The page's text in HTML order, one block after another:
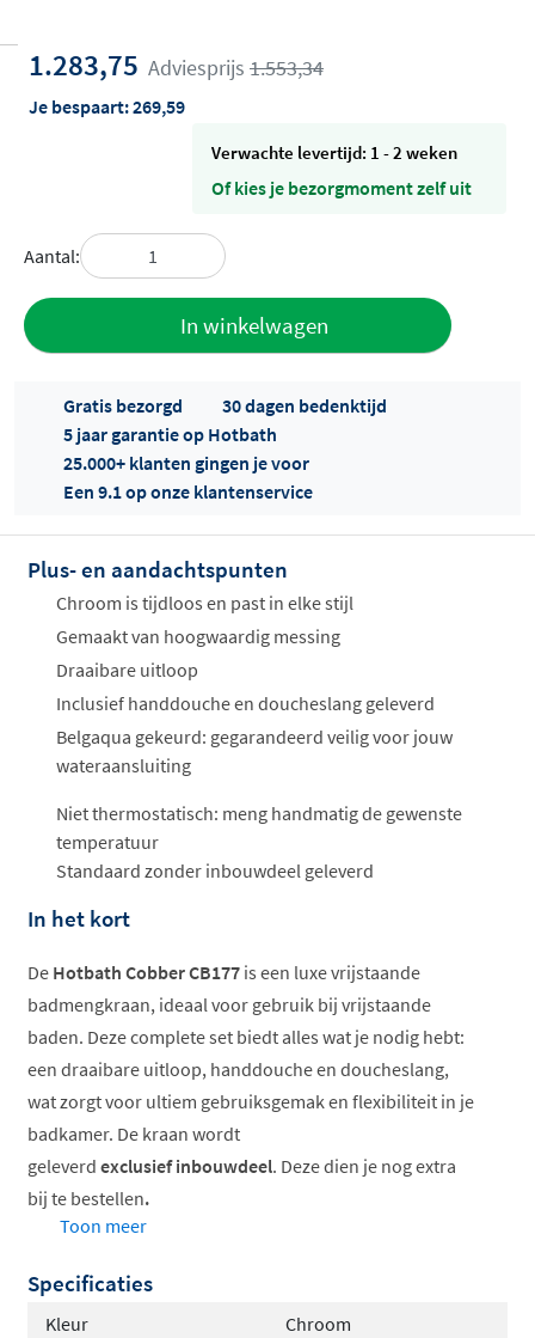
1.283,75 Adviesprijs 1.553,34
Je bespaart:269,59
Verwachte levertijd: 1 - 2 weken
Of kies je bezorgmoment zelf uit
Aantal:
In winkelwagen
Offertes
ophalen...
Gratis bezorgd
30 dagen bedenktijd
5 jaar garantie op Hotbath
25.000+ klanten gingen je voor
Een 9.1 op onze klantenservice
Plus- en aandachtspunten
Chroom is tijdloos en past in elke stijl
Gemaakt van hoogwaardig messing
Draaibare uitloop
Inclusief handdouche en doucheslang geleverd
Belgaqua gekeurd: gegarandeerd veilig voor jouw
wateraansluiting
Niet thermostatisch: meng handmatig de gewenste
temperatuur
Standaard zonder inbouwdeel geleverd
In het kort
De Hotbath Cobber CB177 is een luxe vrijstaande
badmengkraan, ideaal voor gebruik bij vrijstaande
baden. Deze complete set biedt alles wat je nodig hebt:
een draaibare uitloop, handdouche en doucheslang,
wat zorgt voor ultiem gebruiksgemak en flexibiliteit in je
badkamer. De kraan wordt
geleverd exclusief inbouwdeel. Deze dien je nog extra
bij te bestellen.
Toon meer
Specificaties
Kleur
Chroom